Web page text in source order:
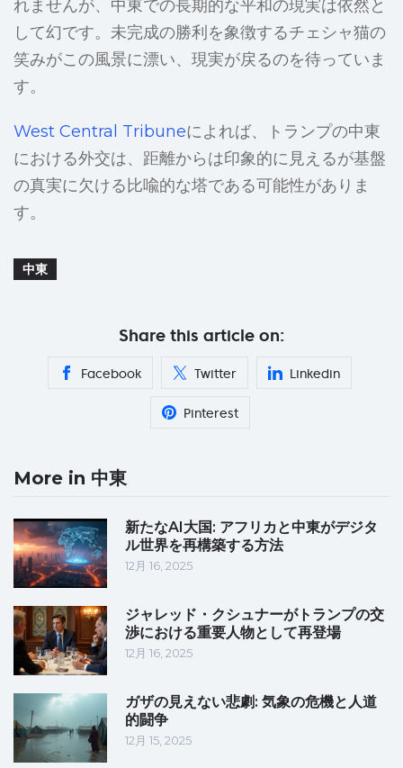
れませんが、中東での長期的な平和の現実は依然と
して幻です。未完成の勝利を象徴するチェシャ猫の
笑みがこの風景に漂い、現実が戻るのを待っていま
す。
West Central Tribuneによれば、トランプの中東
における外交は、距離からは印象的に見えるが基盤
の真実に欠ける比喩的な塔である可能性がありま
す。
中東
Share this article on:
Facebook Twitter Linkedin
Pinterest
More in 中東
新たなAI大国: アフリカと中東がデジタ
ル世界を再構築する方法
12月 16, 2025
ジャレッド・クシュナーがトランプの交
渉における重要人物として再登場
12月 16, 2025
ガザの見えない悲劇: 気象の危機と人道
的闘争
12月 15, 2025